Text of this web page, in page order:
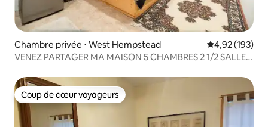
Chambre privée ⋅ West Hempstead Évaluation
4,92 (193)
VENEZ PARTAGER MA MAISON 5 CHAMBRES 2 1/2 SALLES
Coup de cœur voyageurs
Coup de cœur voyageurs